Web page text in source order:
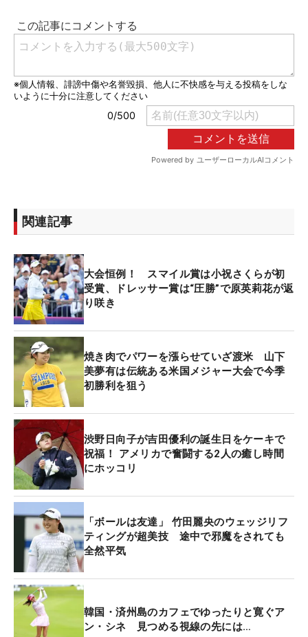
関連記事
大会恒例！ スマイル賞は小祝さくらが初
受賞、ドレッサー賞は“圧勝”で原英莉花が返
り咲き
焼き肉でパワーを漲らせていざ渡米 山下
美夢有は伝統ある米国メジャー大会で今季
初勝利を狙う
渋野日向子が吉田優利の誕生日をケーキで
祝福！ アメリカで奮闘する2人の癒し時間
にホッコリ
「ボールは友達」 竹田麗央のウェッジリフ
ティングが超美技 途中で邪魔をされても
全然平気
韓国・済州島のカフェでゆったりと寛ぐア
ン・シネ 見つめる視線の先には…